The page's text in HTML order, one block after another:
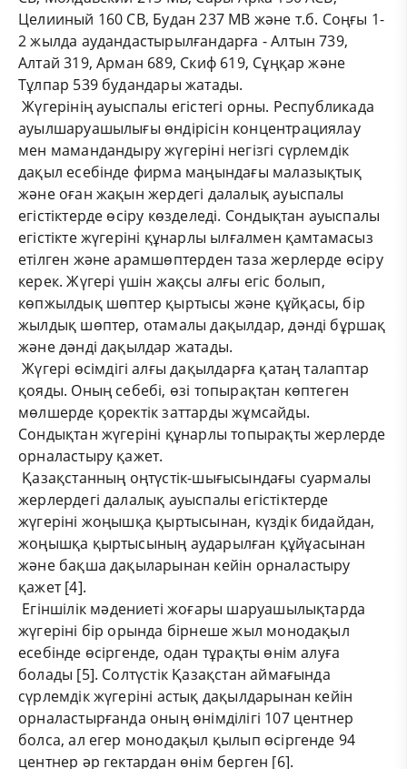
Целииный 160 СВ, Будан 237 МВ және т.б. Соңғы 1-
2 жылда аудандастырылғандарға - Алтын 739,
Алтай 319, Арман 689, Скиф 619, Сұңқар және
Тұлпар 539 будандары жатады.
Жүгерінің ауыспалы егістегі орны. Республикада
ауылшаруашылығы өндірісін концентрациялау
мен мамандандыру жүгеріні негізгі сүрлемдік
дақыл есебінде фирма маңындағы малазықтық
және оған жақын жердегі далалық ауыспалы
егістіктерде өсіру көзделеді. Сондықтан ауыспалы
егістікте жүгеріні құнарлы ылғалмен қамтамасыз
етілген және арамшөптерден таза жерлерде өсіру
керек. Жүгері үшін жақсы алғы егіс болып,
көпжылдық шөптер қыртысы және құйқасы, бір
жылдық шөптер, отамалы дақылдар, дәнді бұршақ
және дәнді дақылдар жатады.
Жүгері өсімдігі алғы дақылдарға қатаң талаптар
қояды. Оның себебі, өзі топырақтан көптеген
мөлшерде қоректік заттарды жұмсайды.
Сондықтан жүгеріні құнарлы топырақты жерлерде
орналастыру қажет.
Қазақстанның оңтүстік-шығысындағы суармалы
жерлердегі далалық ауыспалы егістіктерде
жүгеріні жоңышқа қыртысынан, күздік бидайдан,
жоңышқа қыртысының аударылған құйұасынан
және бақша дақыларынан кейін орналастыру
қажет [4].
Егіншілік мәдениеті жоғары шаруашылықтарда
жүгеріні бір орында бірнеше жыл монодақыл
есебінде өсіргенде, одан тұрақты өнім алуға
болады [5]. Солтүстік Қазақстан аймағында
сүрлемдік жүгеріні астық дақылдарынан кейін
орналастырғанда оның өнімділігі 107 центнер
болса, ал егер монодақыл қылып өсіргенде 94
центнер әр гектардан өнім берген [6].